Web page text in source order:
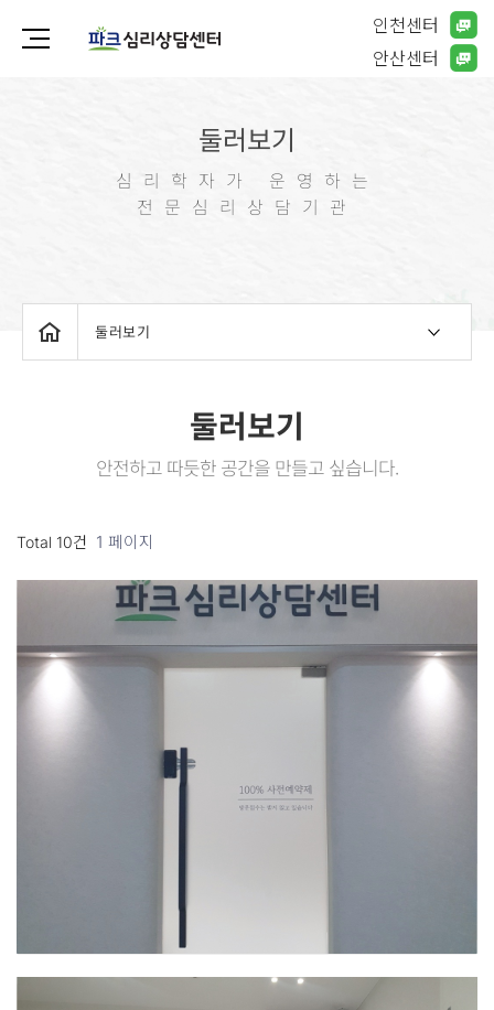
인천센터
안산센터
둘러보기
심리학자가 운영하는
전문심리상담기관
둘러보기
둘러보기
안전하고 따듯한 공간을 만들고 싶습니다.
Total 10건 1 페이지